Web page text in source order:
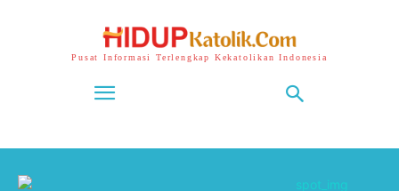
Pusat Informasi Terlengkap Kekatolikan Indonesia